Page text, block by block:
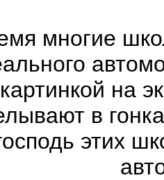
многие
на
в
этих